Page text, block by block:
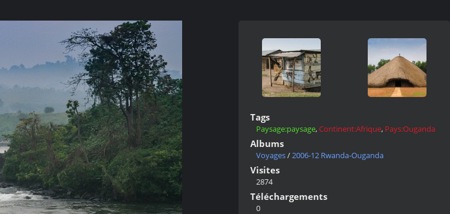
Tags
Paysage:paysage,Continent:Afrique, Pays:Ouganda
Albums
Voyages/2006-12 Rwanda-Ouganda
Visites
2874
Téléchargements
0